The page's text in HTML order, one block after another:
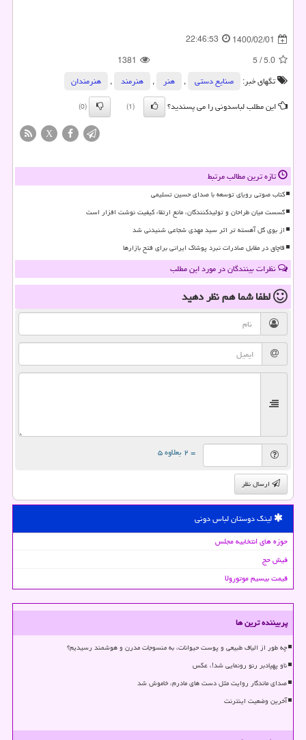
1400/02/01
22:46:53
5.0
/
5
1381
تگهای خبر:
صنایع دستی , هنر , هنرمند ,
هنرمندان
این مطلب لباسدونی را می پسندید؟
(1)
(0)
X
تازه ترین مطالب مرتبط
کتاب صوتی رویای توسعه با صدای حسین تسلیمی
گسست میان طراحان و تولیدکنندگان، مانع ارتقاء کیفیت نوشت افزار است
از بوی گل آهسته تر اثر سید مهدی شجاعی شنیدنی شد
قاچاق در مقابل صادرات نبرد پوشاک ایرانی برای فتح بازارها
نظرات بینندگان در مورد این مطلب
لطفا شما همنظر دهید
= ۲ بعلاوه ۵
ارسال نظر
لینک دوستان لباس دونی
حوزه های انتخابیه مجلس
فیش حج
قیمت بیسیم موتورولا
پربیننده ترین ها
چه طور از الیاف طبیعی و پوست حیوانات، به منسوجات مدرن و هوشمند رسیدیم؟
ناو پهپادبر رنو رونمایی شد!، عکس
صدای ماندگار روایت مثل دست های مادرم، خاموش شد
آخرین وضعیت اینترنت